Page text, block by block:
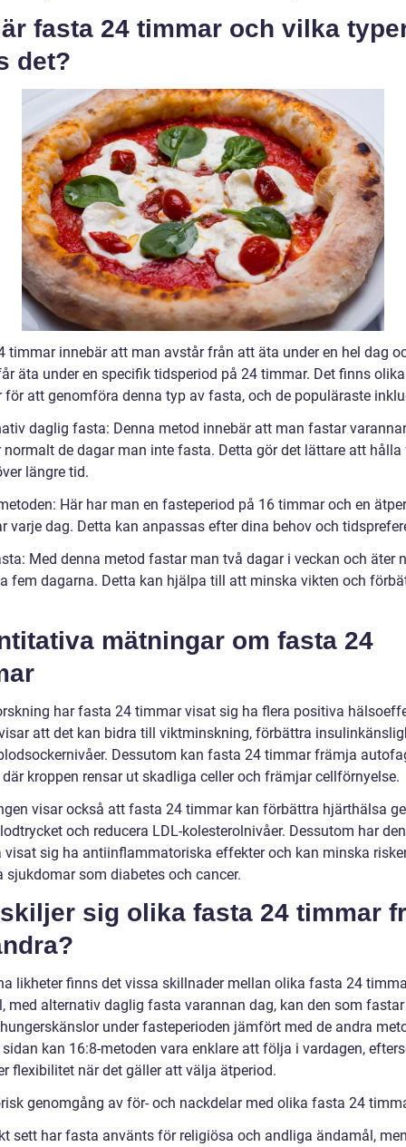
fasta 24 timmar och vilka
det?
timmar innebär att man avstår från att äta under en hel dag
äta under en specifik tidsperiod på 24 timmar. Det finns olika
för att genomföra denna typ av fasta, och de populäraste
daglig fasta: Denna metod innebär att man fastar
normalt de dagar man inte fasta. Detta gör det lättare att
längre tid.
Här har man en fasteperiod på 16 timmar och en
varje dag. Detta kan anpassas efter dina behov och
Med denna metod fastar man två dagar i veckan och äter
fem dagarna. Detta kan hjälpa till att minska vikten och
mätningar om fasta 24
har fasta 24 timmar visat sig ha flera positiva
att det kan bidra till viktminskning, förbättra
Dessutom kan fasta 24 timmar främja
kroppen rensar ut skadliga celler och främjar cellförnyelse.
visar också att fasta 24 timmar kan förbättra hjärthälsa
och reducera LDL-kolesterolnivåer. Dessutom har
visat sig ha antiinflammatoriska effekter och kan minska
sjukdomar som diabetes och cancer.
sig olika fasta 24 timmar
likheter finns det vissa skillnader mellan olika fasta 24
med alternativ daglig fasta varannan dag, kan den som
under fasteperioden jämfört med de andra
kan 16:8-metoden vara enklare att följa i vardagen,
flexibilitet när det gäller att välja ätperiod.
genomgång av för- och nackdelar med olika fasta 24
sett har fasta använts för religiösa och andliga ändamål,